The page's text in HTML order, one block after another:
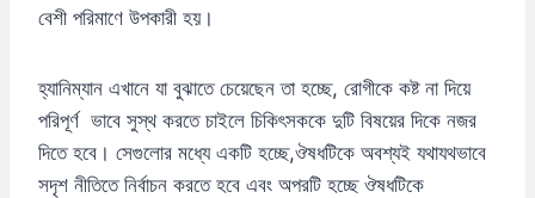
বেশী পরিমাণে উপকারী হয়।
হ্যানিম্যান এখানে যা বুঝাতে চেয়েছেন তা হচ্ছে, রোগীকে কষ্ট না দিয়ে
পরিপূর্ণ ভাবে সুস্থ করতে চাইলে চিকিৎসককে দুটি বিষয়ের দিকে নজর
দিতে হবে। সেগুলোর মধ্যে একটি হচ্ছে,ঔষধটিকে অবশ্যই যথাযথভাবে
সদৃশ নীতিতে নির্বাচন করতে হবে এবং অপরটি হচ্ছে ঔষধটিকে